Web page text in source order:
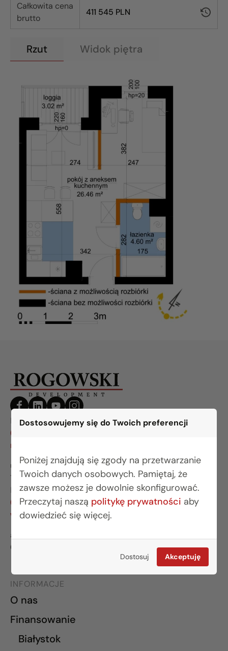
Dostosowujemy się do Twoich preferencji
Poniżej znajdują się zgody na przetwarzanie
Twoich danych osobowych. Pamiętaj, że
zawsze możesz je dowolnie skonfigurować.
Przeczytaj naszą politykę prywatności aby
dowiedzieć się więcej.
Dostosuj Akceptuję
Całkowita cena
brutto
411 545 PLN
Rzut Widok piętra
BIURO BIAŁYSTOK
(85) 749 99 09
mieszkania@rogowskidevelopment.pl
ul. Legionowa 28 lok. 202
15-281 Białystok
BIURO WARSZAWA
(22) 642 03 55
warszawa@rogowskidevelopment.pl
al. Wilanowska 67E lok. U5
02-765 Warszawa
INFORMACJE
O nas
Finansowanie
Białystok